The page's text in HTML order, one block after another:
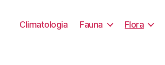
Climatologia Fauna Flora